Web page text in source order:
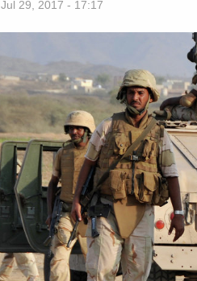
Jul 29, 2017 - 17:17